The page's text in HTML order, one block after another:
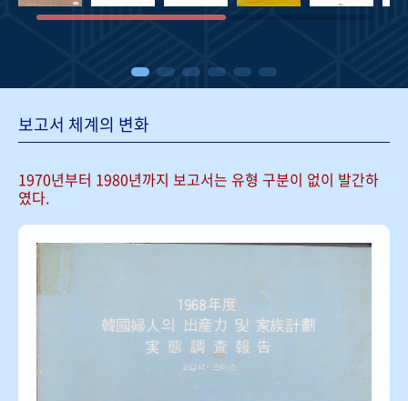
보고서 체계의 변화
1970년부터 1980년까지 보고서는 유형 구분이 없이 발간하
였다.